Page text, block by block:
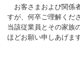
お客さまおよび関係
すが、何卒ご理解くだ
当該従業員とその家族
ほどお願い申しあげます